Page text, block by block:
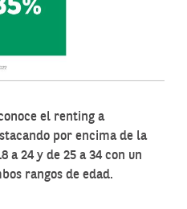
el renting a
por encima de la
a 24 y de 25 a 34 con un
rangos de edad.